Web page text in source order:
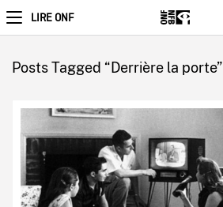
LIRE ONF
Posts Tagged “Derrière la porte”